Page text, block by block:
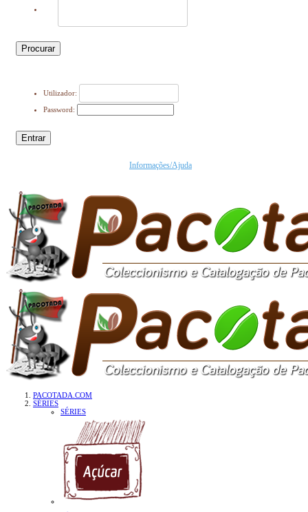
Procurar
Utilizador:
Password:
Entrar
Informações/Ajuda
PACOTADA.COM
SÉRIES
SÉRIES